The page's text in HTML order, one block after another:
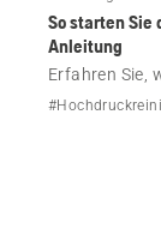
erzielen.
So starten
Anleitung
Erfahren Sie,
effiziente